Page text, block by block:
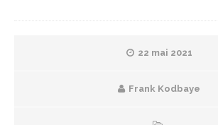
22 mai 2021
Frank Kodbaye